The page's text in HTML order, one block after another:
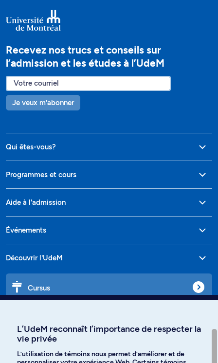
Recevez nos trucs et conseils sur
l’admission et les études à l’UdeM
Je veux m'abonner
Qui êtes-vous?
Programmes et cours
Aide à l'admission
Événements
Découvrir l'UdeM
Cursus
L’UdeM reconnaît l’importance de respecter la
vie privée
L’utilisation de témoins nous permet d’améliorer et de